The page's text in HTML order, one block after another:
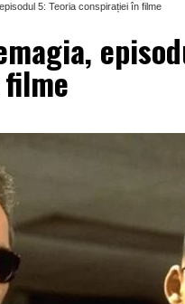
5: Teoria conspirației în filme